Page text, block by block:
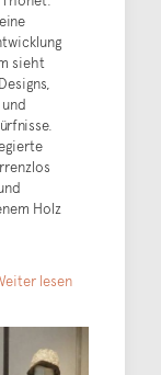
sieht
Holz
lesen